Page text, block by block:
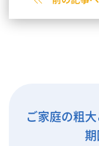
ご家庭の粗
期